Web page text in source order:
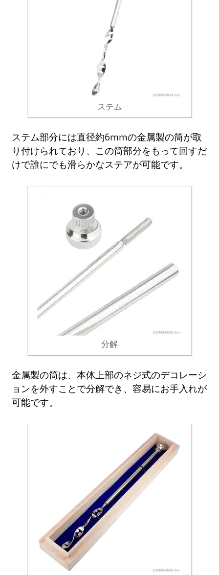
ステム
ステム部分には直径約6mmの金属製の筒が取
り付けられており、この筒部分をもって回すだ
けで誰にでも滑らかなステアが可能です。
分解
金属製の筒は、本体上部のネジ式のデコレーシ
ョンを外すことで分解でき、容易にお手入れが
可能です。